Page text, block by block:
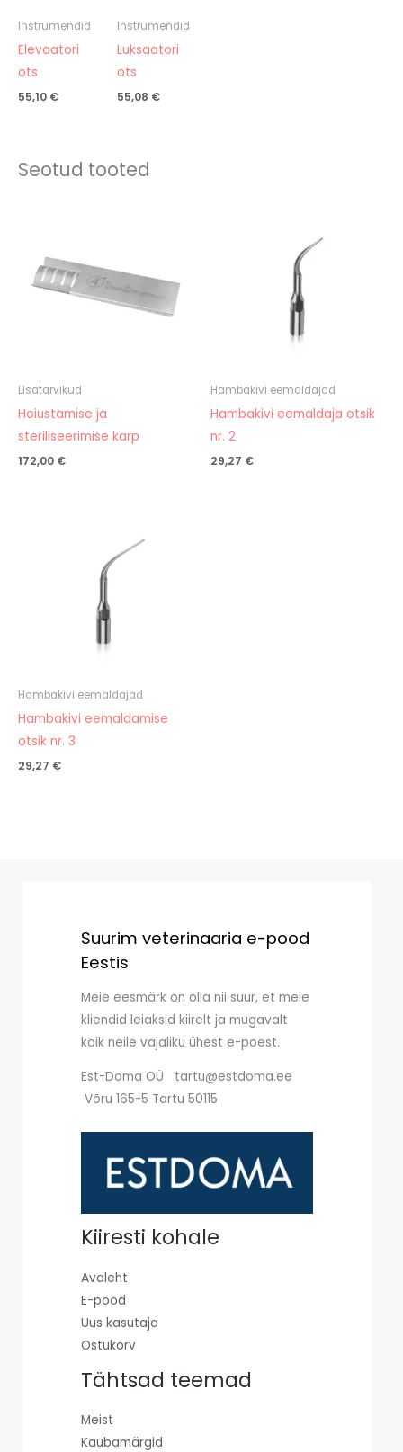
Instrumendid
Elevaatori
ots
55,10 €
Instrumendid
Luksaatori
ots
55,08 €
Seotud tooted
LIsatarvikud
Hoiustamise ja
steriliseerimise karp
172,00 €
Hambakivi eemaldajad
Hambakivi eemaldaja otsik
nr. 2
29,27 €
Hambakivi eemaldajad
Hambakivi eemaldamise
otsik nr. 3
29,27 €
Suurim veterinaaria e-pood
Eestis
Meie eesmärk on olla nii suur, et meie
kliendid leiaksid kiirelt ja mugavalt
kõik neile vajaliku ühest e-poest.
Est-Doma OÜ tartu@estdoma.ee
Võru 165-5 Tartu 50115
Kiiresti kohale
Avaleht
E-pood
Uus kasutaja
Ostukorv
Tähtsad teemad
Meist
Kaubamärgid